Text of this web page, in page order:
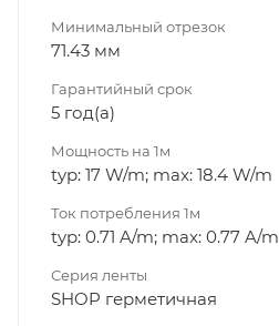
Минимальный отрезок
71.43 мм
Гарантийный срок
5 год(а)
Мощность на 1м
typ: 17 W/m; max: 18.4 W/m
Ток потребления 1м
typ: 0.71 A/m; max: 0.77 A/m
Серия ленты
SHOP герметичная